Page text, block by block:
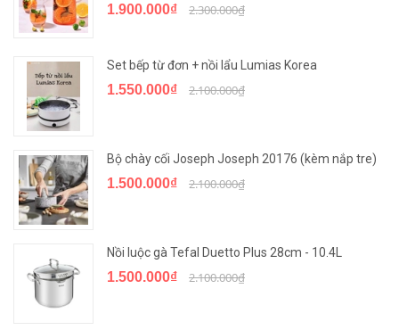
1.900.000₫ 2.300.000₫
Set bếp từ đơn + nồi lẩu Lumias Korea
1.550.000₫ 2.100.000₫
Bộ chày cối Joseph Joseph 20176 (kèm nắp tre)
1.500.000₫ 2.100.000₫
Nồi luộc gà Tefal Duetto Plus 28cm - 10.4L
1.500.000₫ 2.100.000₫